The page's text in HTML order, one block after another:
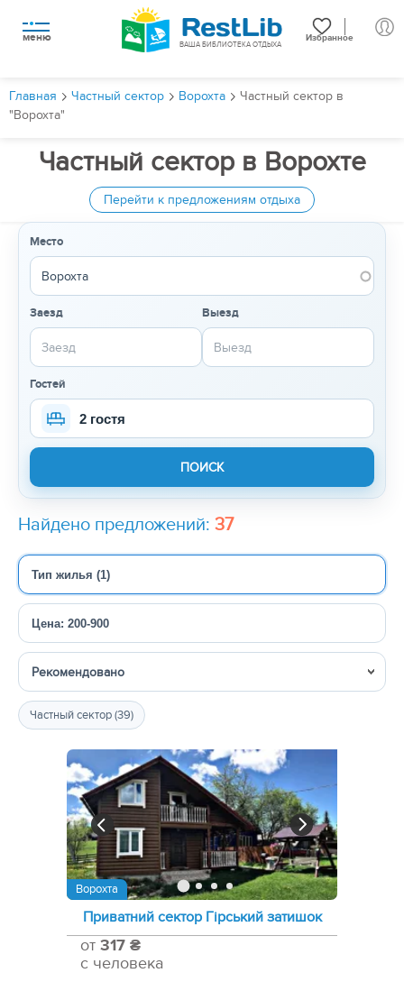
меню Избранное
ВАША БИБЛИОТЕКА ОТДЫХА
Главная Частный сектор Ворохта
Частный сектор в
"Ворохта"
Частный сектор в Ворохте
Перейти к предложениям отдыха
Место
Заезд Выезд
Гостей
2 гостя
Найдено предложений: 37
Тип жилья (1)
Цена: 200-900
Сортировка
Частный сектор (39)
Ворохта
Приватний сектор Гірський затишок
от 317 ₴
с человека